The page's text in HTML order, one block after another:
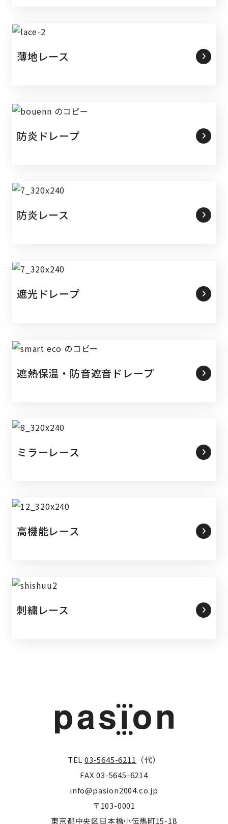
薄地レース
防炎ドレープ
防炎レース
遮光ドレープ
遮熱保温・防音遮音ドレープ
ミラーレース
高機能レース
刺繍レース
TEL03-5645-6211 （代）
FAX 03-5645-6214
info@pasion2004.co.jp
〒103-0001
東京都中央区日本橋小伝馬町15-18